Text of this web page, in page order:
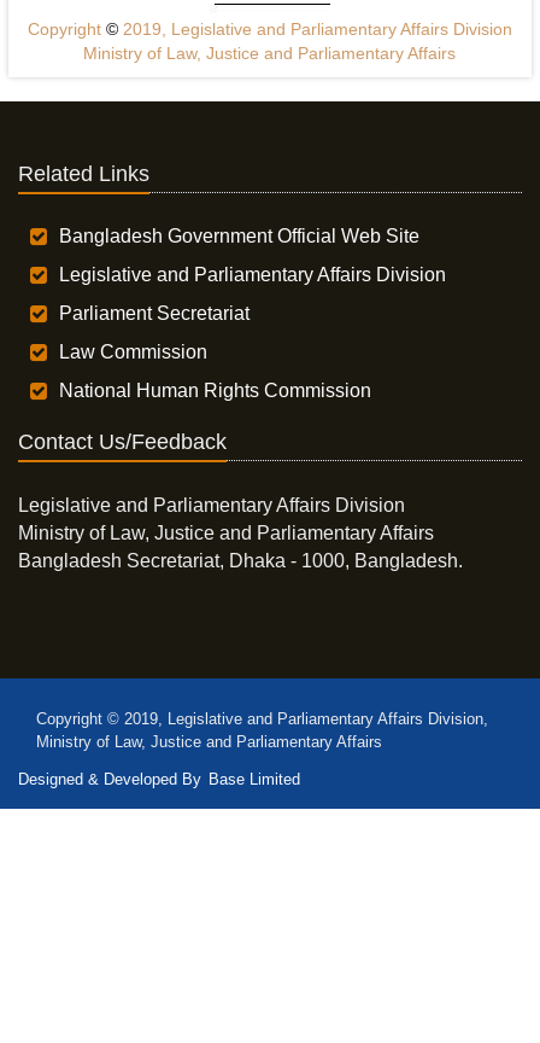
Copyright ©2019, Legislative and Parliamentary Affairs Division
Ministry of Law, Justice and Parliamentary Affairs
Related Links
Bangladesh Government Official Web Site
Legislative and Parliamentary Affairs Division
Parliament Secretariat
Law Commission
National Human Rights Commission
Contact Us/Feedback
Legislative and Parliamentary Affairs Division
Ministry of Law, Justice and Parliamentary Affairs
Bangladesh Secretariat, Dhaka - 1000, Bangladesh.
Copyright © 2019, Legislative and Parliamentary Affairs Division,
Ministry of Law, Justice and Parliamentary Affairs
Designed & Developed By Base Limited